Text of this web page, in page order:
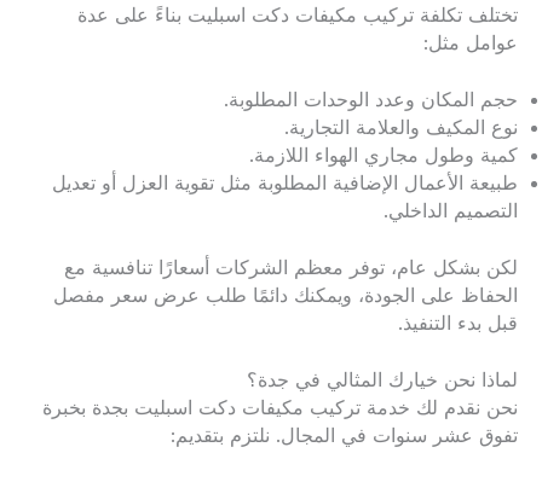
تختلف تكلفة تركيب مكيفات دكت اسبليت بناءً على عدة
عوامل مثل:
حجم المكان وعدد الوحدات المطلوبة.
نوع المكيف والعلامة التجارية.
كمية وطول مجاري الهواء اللازمة.
طبيعة الأعمال الإضافية المطلوبة مثل تقوية العزل أو تعديل
التصميم الداخلي.
لكن بشكل عام، توفر معظم الشركات أسعارًا تنافسية مع
الحفاظ على الجودة، ويمكنك دائمًا طلب عرض سعر مفصل
قبل بدء التنفيذ.
لماذا نحن خيارك المثالي في جدة؟
نحن نقدم لك خدمة تركيب مكيفات دكت اسبليت بجدة بخبرة
تفوق عشر سنوات في المجال. نلتزم بتقديم: